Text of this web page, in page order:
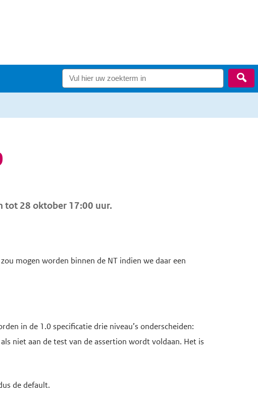
tot 28 oktober 17:00 uur.
mogen worden binnen de NT indien we daar een
in de 1.0 specificatie drie niveau’s onderscheiden:
als niet aan de test van de assertion wordt voldaan. Het is
de default.